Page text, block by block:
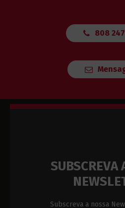
808
SUBSCREVA
Subscreva a nossa